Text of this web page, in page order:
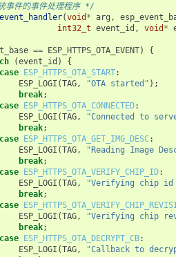
事件的事件处理程序 */
event_handler(void * arg ,
int32_t event_id , void *
== ESP_HTTPS_OTA_EVENT)
{
(event_id )
{
case ESP_HTTPS_OTA_START:
ESP_LOGI (TAG, "OTA started" );
break;
case ESP_HTTPS_OTA_CONNECTED:
ESP_LOGI (TAG, "Connected to
break;
case ESP_HTTPS_OTA_GET_IMG_DESC:
ESP_LOGI (TAG, "Reading Image
break;
case ESP_HTTPS_OTA_VERIFY_CHIP_ID:
ESP_LOGI (TAG, "Verifying chip id
break;
case
ESP_LOGI (TAG, "Verifying chip
break;
case ESP_HTTPS_OTA_DECRYPT_CB:
ESP_LOGI (TAG, "Callback to